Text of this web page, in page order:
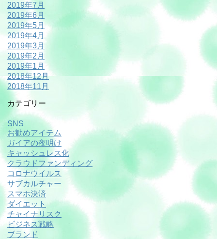
2019年7月
2019年6月
2019年5月
2019年4月
2019年3月
2019年2月
2019年1月
2018年12月
2018年11月
カテゴリー
SNS
お勧めアイテム
ガイアの夜明け
キャッシュレス化
クラウドファンディング
コロナウイルス
サブカルチャー
スマホ決済
ダイエット
チャイナリスク
ビジネス戦略
ブランド